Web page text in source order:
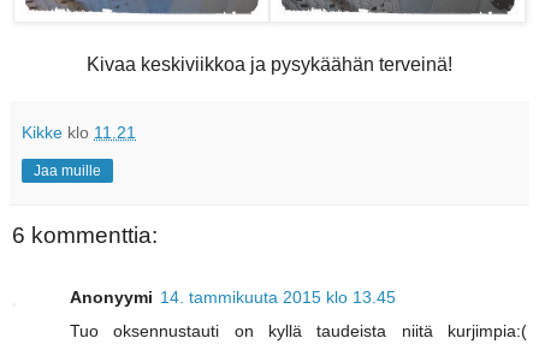
Kivaa keskiviikkoa ja pysykäähän terveinä!
Kikke klo 11.21
Jaa muille
6 kommenttia:
Anonyymi 14. tammikuuta 2015 klo 13.45
Tuo oksennustauti on kyllä taudeista niitä kurjimpia:(